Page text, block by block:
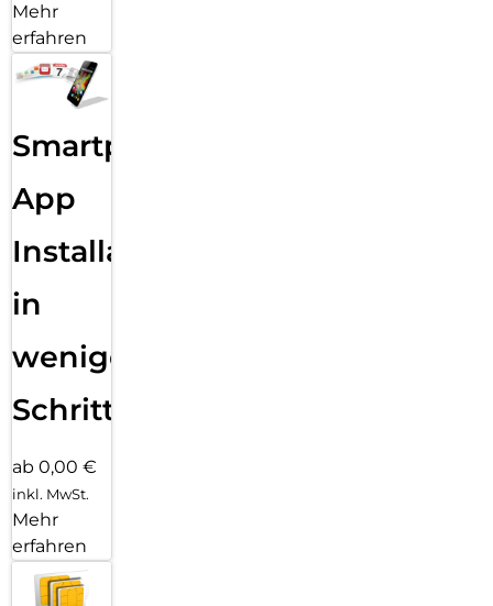
Mehr
erfahren
Smartphone
App
Installation
in
wenigen
Schritten
ab 0,00 €
inkl. MwSt.
Mehr
erfahren